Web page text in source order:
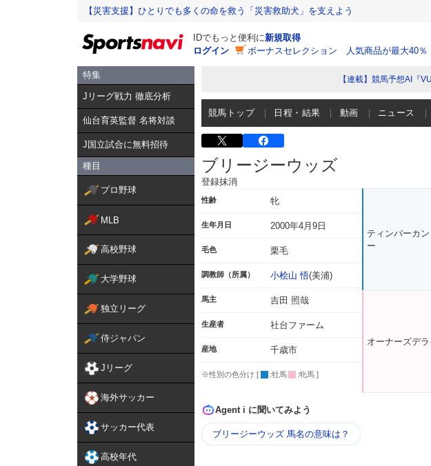
【災害支援】ひとりでも多くの命を救う「災害救助犬」を支えよう
IDでもっと便利に新規取得
ログイン
ボーナスセレクション 人気商品が最大40％
特集
Jリーグ戦力 徹底分析
仙台育英監督 名将対談
J国立試合に無料招待
種目
プロ野球
MLB
高校野球
大学野球
独立リーグ
侍ジャパン
Jリーグ
海外サッカー
サッカー代表
高校年代
【連載】競馬予想AI『
競馬トップ 日程・結果 動画 ニュース
ブリージーウッズ
登録抹消
性齢 牝
生年月日 2000年4月9日
毛色 栗毛
調教師（所属） 小桧山 悟(美浦)
馬主 吉田 照哉
生産者 社台ファーム
産地 千歳市
※性別の色分け [ :牡馬 :牝馬 ]
ティンバーカン
ー
オーナーズデラ
Agent i に聞いてみよう
ブリージーウッズ 馬名の意味は？